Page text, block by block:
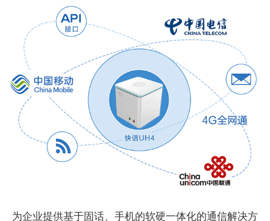
为企业提供基于固话、手机的软硬一体化的通信解决方